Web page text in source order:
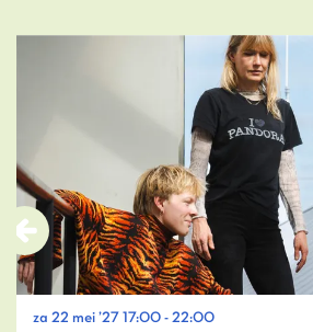
za 22 mei ’27 17:00 - 22:00